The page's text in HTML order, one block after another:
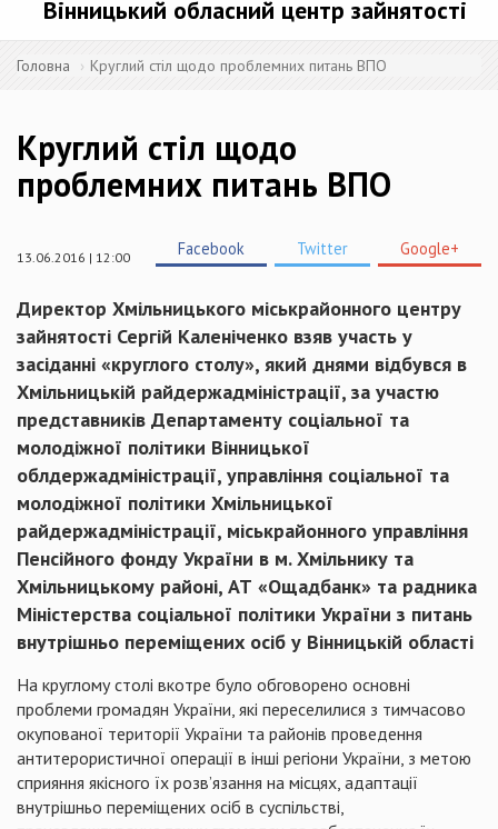
Вінницький обласний центр зайнятості
Головна Круглий стіл щодо проблемних питань ВПО
Круглий стіл щодо
проблемних питань ВПО
13.06.2016 | 12:00 Facebook Twitter Google+
Директор Хмільницького міськрайонного центру
зайнятості Сергій Каленіченко взяв участь у
засіданні «круглого столу», який днями відбувся в
Хмільницькій райдержадміністрації, за участю
представників Департаменту соціальної та
молодіжної політики Вінницької
облдержадміністрації, управління соціальної та
молодіжної політики Хмільницької
райдержадміністрації, міськрайонного управління
Пенсійного фонду України в м. Хмільнику та
Хмільницькому районі, АТ «Ощадбанк» та радника
Міністерства соціальної політики України з питань
внутрішньо переміщених осіб у Вінницькій області
На круглому столі вкотре було обговорено основні
проблеми громадян України, які переселилися з тимчасово
окупованої території України та районів проведення
антитерористичної операції в інші регіони України, з метою
сприяння якісного їх розв’язання на місцях, адаптації
внутрішньо переміщених осіб в суспільстві,